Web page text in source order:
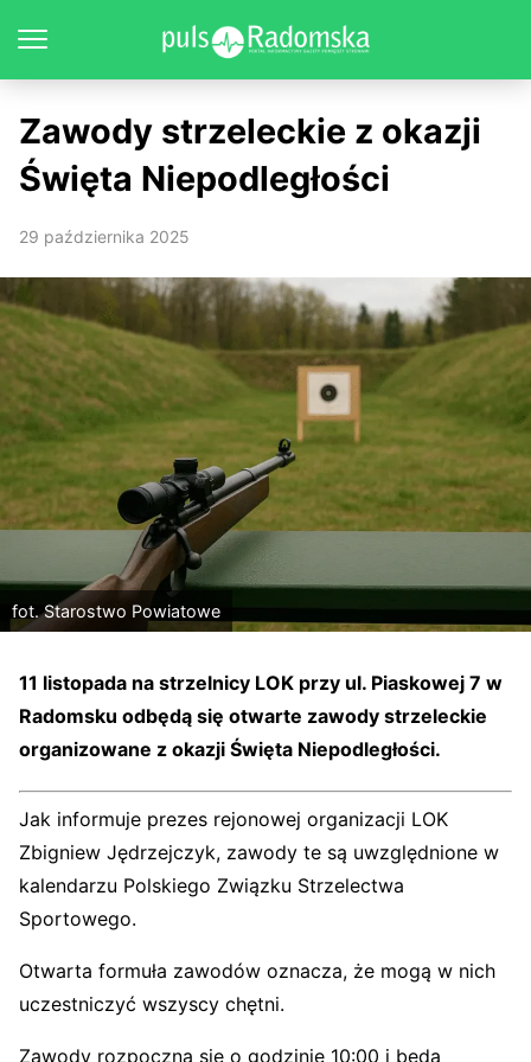
Zawody strzeleckie z okazji
Święta Niepodległości
29 października 2025
fot. Starostwo Powiatowe
11 listopada na strzelnicy LOK przy ul. Piaskowej 7 w
Radomsku odbędą się otwarte zawody strzeleckie
organizowane z okazji Święta Niepodległości.
Jak informuje prezes rejonowej organizacji LOK
Zbigniew Jędrzejczyk, zawody te są uwzględnione w
kalendarzu Polskiego Związku Strzelectwa
Sportowego.
Otwarta formuła zawodów oznacza, że mogą w nich
uczestniczyć wszyscy chętni.
Zawody rozpoczną się o godzinie 10:00 i będą